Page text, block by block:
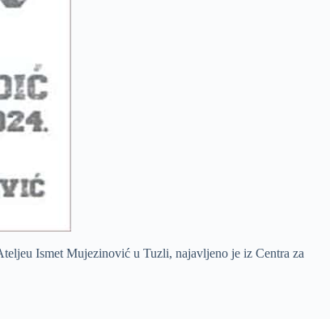
Ismet Mujezinović u Tuzli, najavljeno je iz Centra za